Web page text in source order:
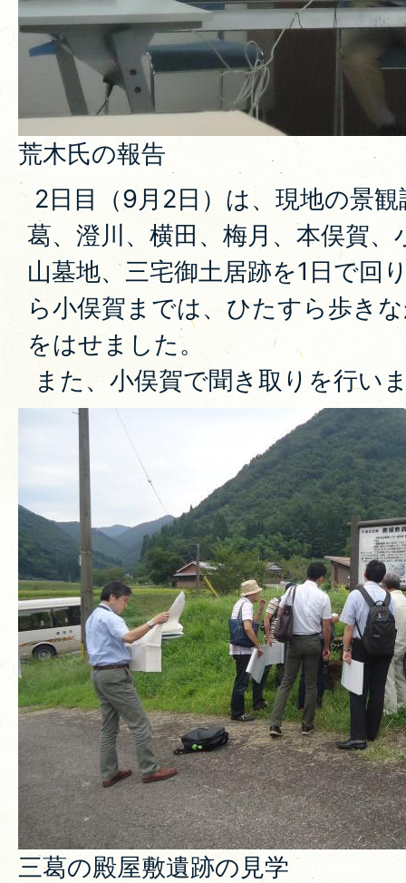
荒木氏の報告
2日目（9月2日）は、現地の景
葛、澄川、横田、梅月、本俣賀、
山墓地、三宅御土居跡を1日で回
ら小俣賀までは、ひたすら歩き
をはせました。
また、小俣賀で聞き取りを行い
三葛の殿屋敷遺跡の見学